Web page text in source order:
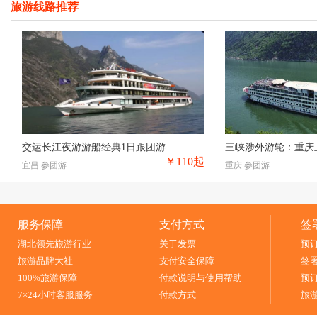
旅游线路推荐
交运长江夜游游船经典1日跟团游
宜昌 参团游 ￥110起 重庆 参团游
服务保障
湖北领先旅游行业
旅游品牌大社
100%旅游保障
7×24小时客服服务
支付方式
关于发票
支付安全保障
付款说明与使用帮助
付款方式
签
预
签
预
旅